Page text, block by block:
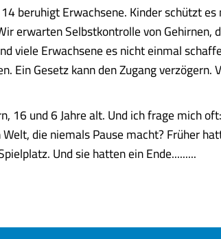
beruhigt Erwachsene. Kinder schützt
erwarten Selbstkontrolle von Gehirnen,
viele Erwachsene es nicht einmal
Ein Gesetz kann den Zugang verzögern.
16 und 6 Jahre alt. Und ich frage mich
die niemals Pause macht? Früher
Und sie hatten ein Ende.........